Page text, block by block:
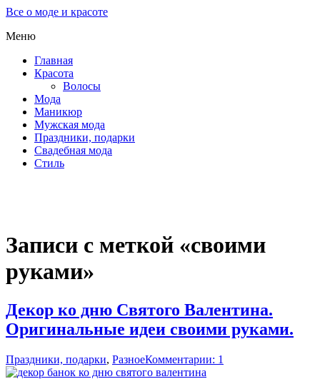
Все о моде и красоте
Меню
Главная
Красота
Волосы
Мода
Маникюр
Мужская мода
Праздники, подарки
Свадебная мода
Стиль
Записи с меткой «своими
руками»
Декор ко дню Святого Валентина.
Оригинальные идеи своими руками.
Праздники, подарки, РазноеКомментарии: 1